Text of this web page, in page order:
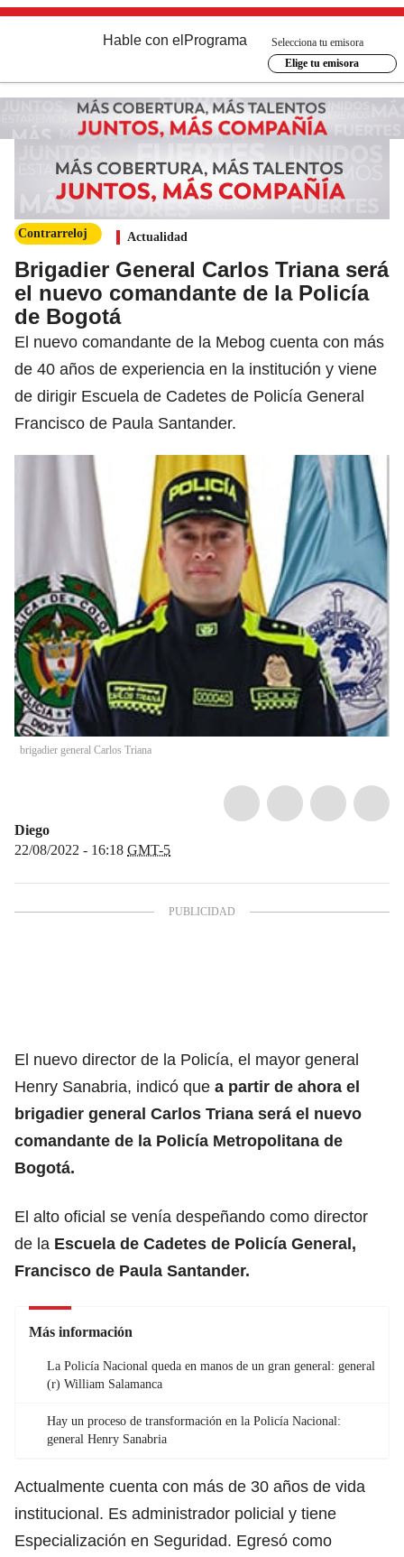
Hable con el Programa
Selecciona tu emisora
Elige tu emisora
Contrarreloj Actualidad
Brigadier General Carlos Triana será
el nuevo comandante de la Policía
de Bogotá
El nuevo comandante de la Mebog cuenta con más
de 40 años de experiencia en la institución y viene
de dirigir Escuela de Cadetes de Policía General
Francisco de Paula Santander.
brigadier general Carlos Triana
Diego
22/08/2022 - 16:18 GMT-5
El nuevo director de la Policía, el mayor general
Henry Sanabria, indicó que a partir de ahora el
brigadier general Carlos Triana será el nuevo
comandante de la Policía Metropolitana de
Bogotá.
El alto oficial se venía despeñando como director
de la Escuela de Cadetes de Policía General,
Francisco de Paula Santander.
Más información
La Policía Nacional queda en manos de un gran general: general
(r) William Salamanca
Hay un proceso de transformación en la Policía Nacional:
general Henry Sanabria
Actualmente cuenta con más de 30 años de vida
institucional. Es administrador policial y tiene
Especialización en Seguridad. Egresó como